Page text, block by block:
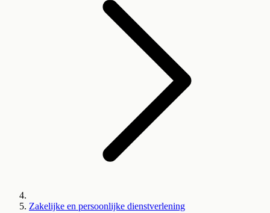
Zakelijke en persoonlijke dienstverlening